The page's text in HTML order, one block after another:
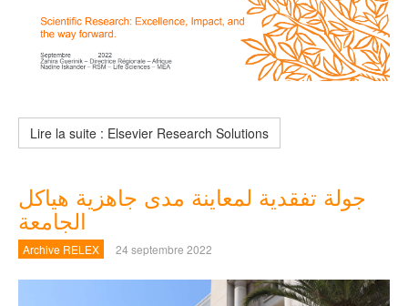
Lire la suite : Elsevier Research Solutions
جولة تفقدية لمعاينة مدى جاهزية هياكل
الجامعة
Archive RELEX 24 septembre 2022